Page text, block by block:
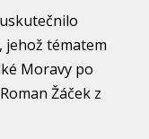
jehož tématem
Moravy po
Žáček z